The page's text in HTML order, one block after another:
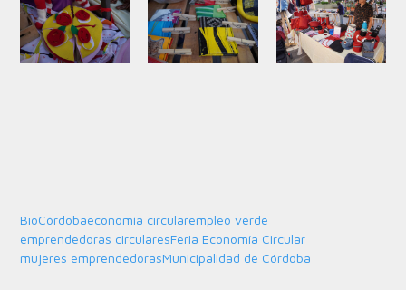
BioCórdobaeconomía circularempleo verde
emprendedoras circularesFeria Economía Circular
mujeres emprendedorasMunicipalidad de Córdoba